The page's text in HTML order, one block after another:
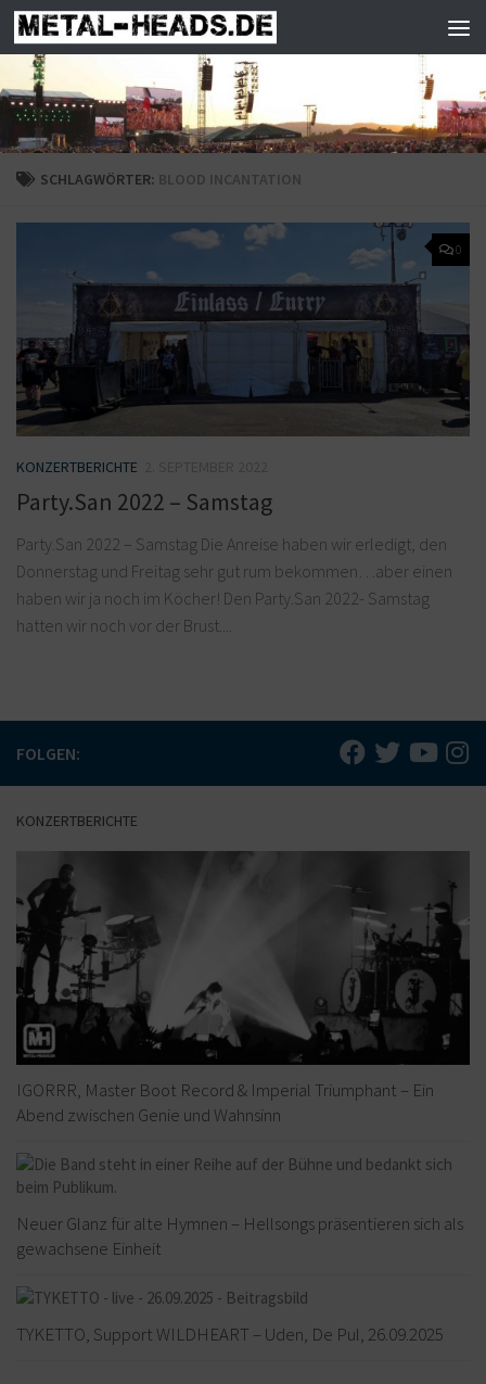
Zum Inhalt springen
SCHLAGWÖRTER: BLOOD INCANTATION
0
KONZERTBERICHTE
Party.San 2022 – Samstag
Party.San 2022 – Samstag Die Anreise haben wir erledigt, den
Donnerstag und Freitag sehr gut rum bekommen…aber einen
haben wir ja noch im Köcher! Den Party.San 2022- Samstag
hatten wir noch vor der Brust....
FOLGEN:
KONZERTBERICHTE
IGORRR, Master Boot Record & Imperial Triumphant – Ein
Abend zwischen Genie und Wahnsinn
Neuer Glanz für alte Hymnen – Hellsongs präsentieren sich als
gewachsene Einheit
TYKETTO, Support WILDHEART – Uden, De Pul, 26.09.2025